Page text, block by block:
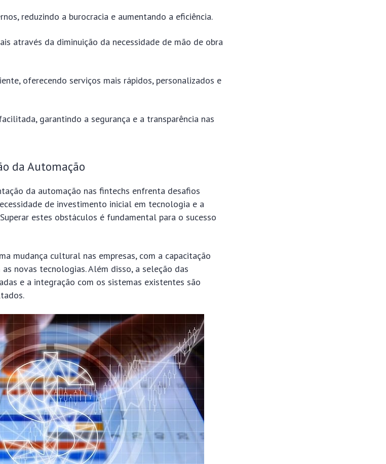
reduzindo a burocracia e aumentando a eficiência.
através da diminuição da necessidade de mão de obra
oferecendo serviços mais rápidos, personalizados e
garantindo a segurança e a transparência nas
da Automação
da automação nas fintechs enfrenta desafios
de investimento inicial em tecnologia e a
estes obstáculos é fundamental para o sucesso
mudança cultural nas empresas, com a capacitação
novas tecnologias. Além disso, a seleção das
e a integração com os sistemas existentes são